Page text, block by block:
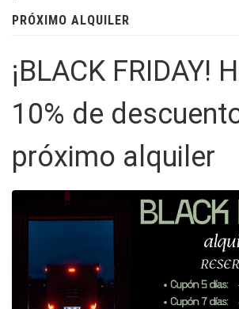
PRÓXIMO ALQUILER
¡BLACK FRIDAY!
10% de
próximo alquiler